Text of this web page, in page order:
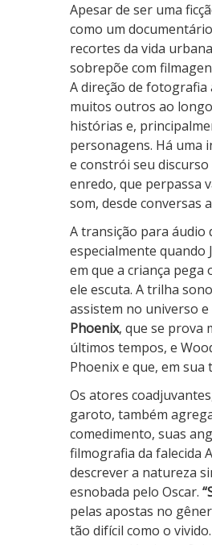
Apesar de ser uma
como um
recortes da vida
sobrepõe com
A direção de fotografia
muitos outros ao
histórias e,
personagens. Há uma
e constrói seu
enredo, que perpassa
som, desde conversas
A transição para áudio
especialmente quando
em que a criança
ele escuta. A trilha
assistem no universo e
Phoenix, que se prova
últimos tempos, e
Phoenix e que, em
Os atores
garoto, também
comedimento, suas
filmografia da falecida
descrever a natureza
esnobada pelo Oscar.
pelas apostas no
tão difícil como o